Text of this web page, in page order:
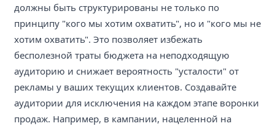
должны быть структурированы не только по
принципу "кого мы хотим охватить", но и "кого мы не
хотим охватить". Это позволяет избежать
бесполезной траты бюджета на неподходящую
аудиторию и снижает вероятность "усталости" от
рекламы у ваших текущих клиентов. Создавайте
аудитории для исключения на каждом этапе воронки
продаж. Например, в кампании, нацеленной на